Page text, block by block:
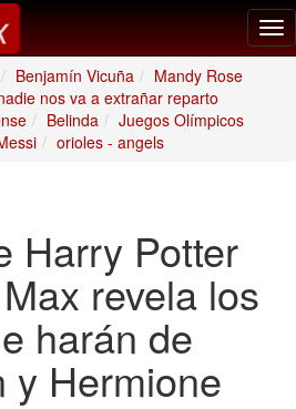
Benjamín Vicuña
Mandy Rose
nos va a extrañar reparto
Belinda
Juegos Olímpicos
orioles - angels
Harry Potter
revela los
harán de
y Hermione